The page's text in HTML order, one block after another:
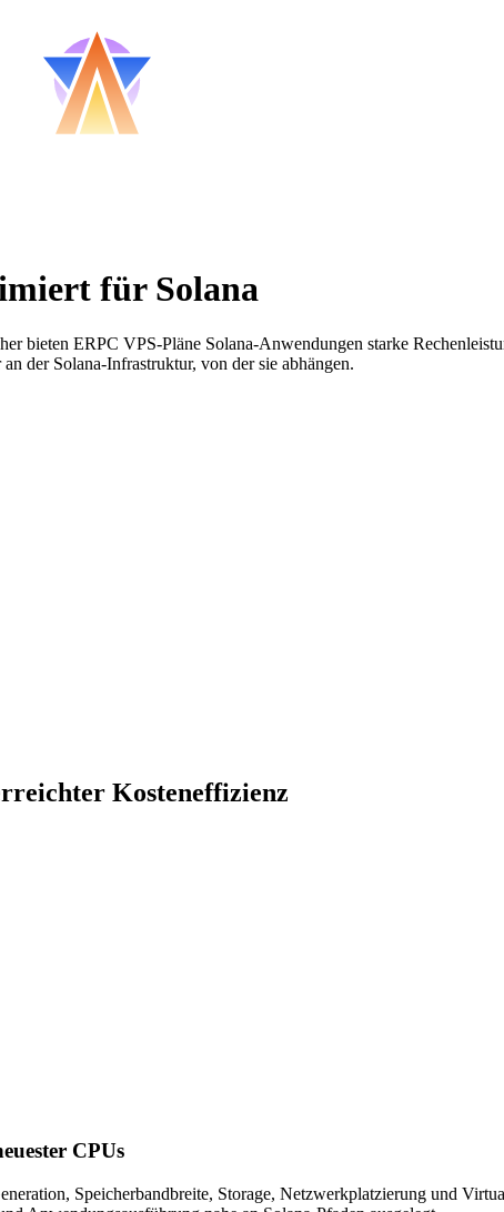
für Solana
bieten ERPC VPS-Pläne Solana-Anwendungen starke
der Solana-Infrastruktur, von der sie abhängen.
Kosteneffizienz
CPUs
Speicherbandbreite, Storage, Netzwerkplatzierung und